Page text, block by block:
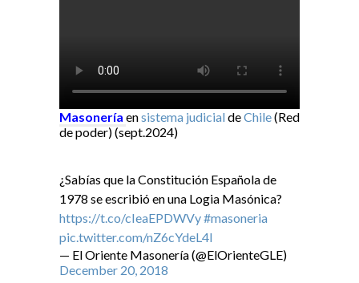
Masonería ensistema judicialdeChile(Red
de poder) (sept.2024)
¿Sabías que la Constitución Española de
1978 se escribió en una Logia Masónica?
https://t.co/cIeaEPDWVy#masoneria
pic.twitter.com/nZ6cYdeL4I
— El Oriente Masonería (@ElOrienteGLE)
December 20, 2018